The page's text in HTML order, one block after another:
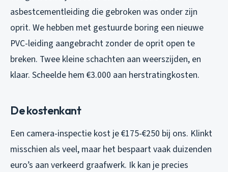
asbestcementleiding die gebroken was onder zijn
oprit. We hebben met gestuurde boring een nieuwe
PVC-leiding aangebracht zonder de oprit open te
breken. Twee kleine schachten aan weerszijden, en
klaar. Scheelde hem €3.000 aan herstratingkosten.
De kostenkant
Een camera-inspectie kost je €175-€250 bij ons. Klinkt
misschien als veel, maar het bespaart vaak duizenden
euro’s aan verkeerd graafwerk. Ik kan je precies